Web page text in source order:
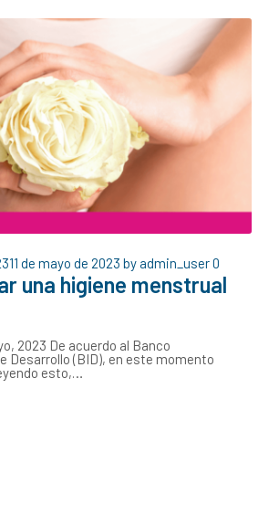
11 de mayo de 2023 by admin_user0
una higiene menstrual
2023 De acuerdo al Banco
Desarrollo (BID), en este momento
esto,…